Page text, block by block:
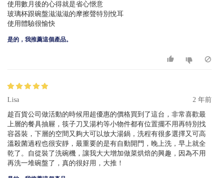
使用數月後的心得就是省心愜意
玻璃杯跟碗盤滋滋滋的摩擦聲特別悅耳
使用體驗很愉快
是的，我推薦這個產品。
Lisa 2 年前
趁百貨公司做活動的時候用超優惠的價格買到了這台，非常喜歡最
上層的餐具抽屜，筷子刀叉湯杓等小物件都有位置擺不用再特別找
容器裝，下層的空間又夠大可以放大湯鍋，洗程有很多選擇又可高
溫殺菌過程也很安靜，最重要的是有自動開門，晚上洗，早上就全
乾了。自從裝了洗碗機，讓我大大增加做菜烘焙的興趣，因為不用
再洗一堆碗盤了，真的很好用，大推！